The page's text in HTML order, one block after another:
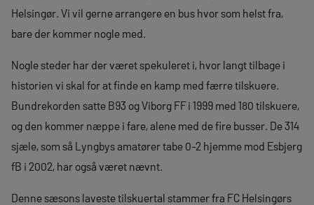
Helsingør. Vi vil gerne arrangere en bus hvor som helst fra,
bare der kommer nogle med.
Nogle steder har der været spekuleret i, hvor langt tilbage i
historien vi skal for at finde en kamp med færre tilskuere.
Bundrekorden satte B93 og Viborg FF i 1999 med 180 tilskuere,
og den kommer næppe i fare, alene med de fire busser. De 314
sjæle, som så Lyngbys amatører tabe 0-2 hjemme mod Esbjerg
fB i 2002, har også været nævnt.
Denne sæsons laveste tilskuertal stammer fra FC Helsingørs